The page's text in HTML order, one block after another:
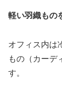
軽い羽織もの
オフィス内は
もの（カーデ
す。